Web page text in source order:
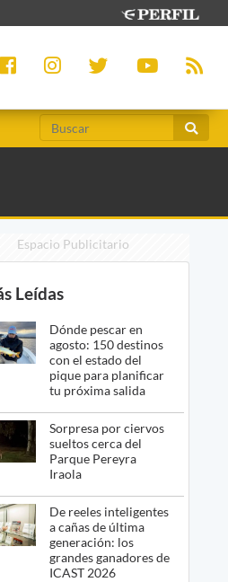
Espacio Publicitario
Leídas
Dónde pescar en
agosto: 150 destinos
con el estado del
pique para planificar
tu próxima salida
Sorpresa por ciervos
sueltos cerca del
Parque Pereyra
Iraola
De reeles inteligentes
a cañas de última
generación: los
grandes ganadores de
ICAST 2026